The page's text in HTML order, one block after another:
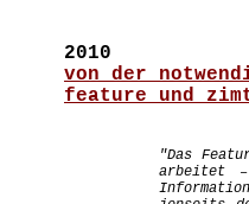
2010
von der
feature und
"Das
arbeitet –